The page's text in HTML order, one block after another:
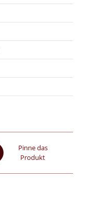
Pinne das
Produkt